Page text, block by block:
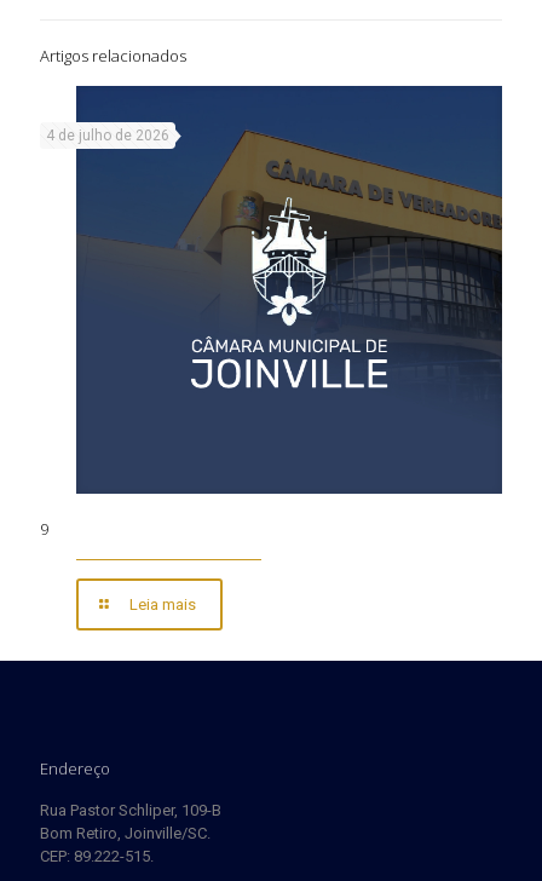
Artigos relacionados
4 de julho de 2026
9
Leia mais
Endereço
Rua Pastor Schliper, 109-B
Bom Retiro, Joinville/SC.
CEP: 89.222-515.